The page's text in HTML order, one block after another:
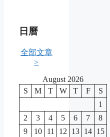
日曆
全部文章
>
August 2026
S
M T W T F
S
1
2
3 4 5 6 7
8
9
10 11 12 13 14 15